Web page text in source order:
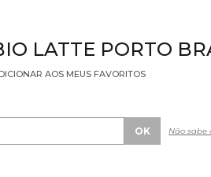
LATTE PORTO
AOS MEUS FAVORITOS
Não sabe